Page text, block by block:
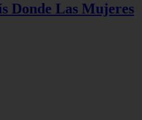
Donde Las Mujeres